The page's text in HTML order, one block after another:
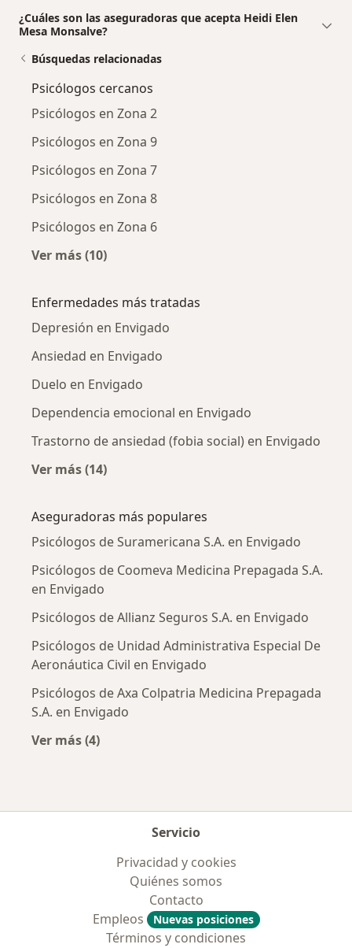
¿Cuáles son las aseguradoras que acepta Heidi Elen
Mesa Monsalve?
Búsquedas relacionadas
Psicólogos cercanos
Psicólogos en Zona 2
Psicólogos en Zona 9
Psicólogos en Zona 7
Psicólogos en Zona 8
Psicólogos en Zona 6
Ver más (10)
Enfermedades más tratadas
Depresión en Envigado
Ansiedad en Envigado
Duelo en Envigado
Dependencia emocional en Envigado
Trastorno de ansiedad (fobia social) en Envigado
Ver más (14)
Aseguradoras más populares
Psicólogos de Suramericana S.A. en Envigado
Psicólogos de Coomeva Medicina Prepagada S.A.
en Envigado
Psicólogos de Allianz Seguros S.A. en Envigado
Psicólogos de Unidad Administrativa Especial De
Aeronáutica Civil en Envigado
Psicólogos de Axa Colpatria Medicina Prepagada
S.A. en Envigado
Ver más (4)
Servicio
Privacidad y cookies
Quiénes somos
Contacto
Empleos
Nuevas posiciones
Términos y condiciones